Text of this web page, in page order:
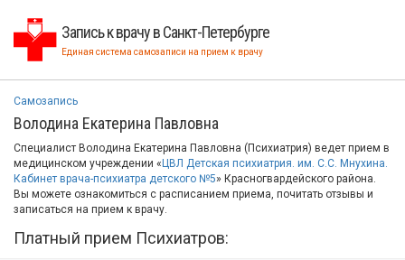
Запись к врачу в Санкт-Петербурге
Единая система самозаписи на прием к врачу
Самозапись
Володина Екатерина Павловна
Специалист Володина Екатерина Павловна (Психиатрия) ведет прием в
медицинском учреждении « ЦВЛ Детская психиатрия. им. С.С. Мнухина.
Кабинет врача-психиатра детского №5» Красногвардейского района.
Вы можете ознакомиться с расписанием приема, почитать отзывы и
записаться на прием к врачу.
Платный прием Психиатров: